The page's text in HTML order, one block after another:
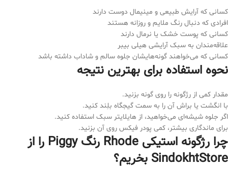
کسانی که آرایش طبیعی و مینیمال دوست دارند
افرادی که دنبال رنگ ملایم و روزانه هستند
کسانی که پوست خشک یا نرمال دارند
علاقه‌مندان به سبک آرایشی هیلی بیبر
کسانی که می‌خواهند گونه‌هایشان جلوه سالم و شاداب داشته باشد
نحوه استفاده برای بهترین نتیجه
مقدار کمی از رژگونه را روی گونه بزنید.
با انگشت یا براش آن را به سمت گیجگاه بلِند کنید.
اگر جلوه شیشه‌ای می‌خواهید، از هایلایتر سبک استفاده کنید.
برای ماندگاری بیشتر، کمی پودر فیکس روی آن بزنید.
چرا رژگونه استیکی Rhode رنگ Piggy را از
SindokhtStore بخریم؟